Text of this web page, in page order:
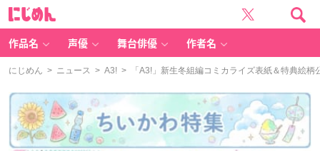
作品名 声優 舞台俳優 作者名
にじめん > ニュース > A3! > 「A3!」新生冬組編コミカライズ表紙＆特典絵